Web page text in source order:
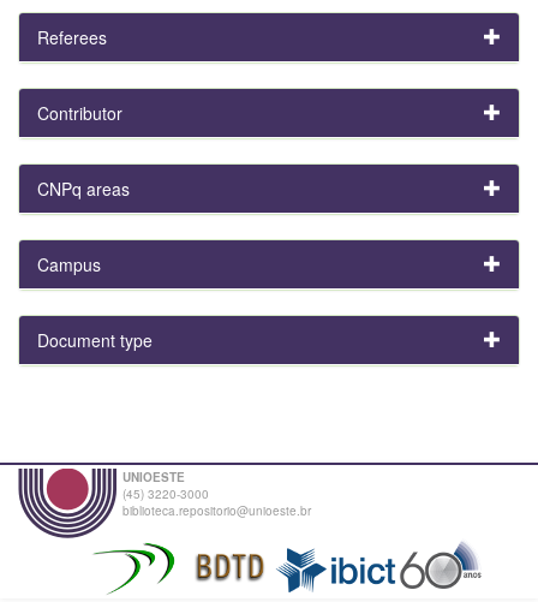
Referees
Contributor
CNPq areas
Campus
Document type
UNIOESTE
(45) 3220-3000
biblioteca.repositorio@unioeste.br